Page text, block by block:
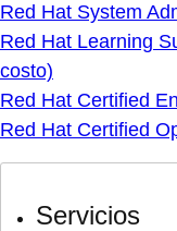
Red Hat System
Red Hat Learning
costo)
Red Hat Certified
Red Hat Certified
Servicios